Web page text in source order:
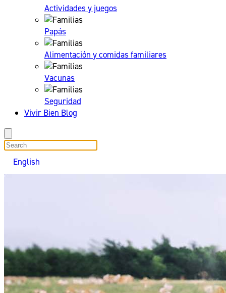
Actividades y juegos
Papás
Alimentación y comidas familiares
Vacunas
Seguridad
Vivir Bien Blog
search
English